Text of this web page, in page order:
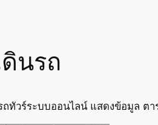
นรถ
วร์ระบบออนไลน์ แสดงข้อมูล ตา